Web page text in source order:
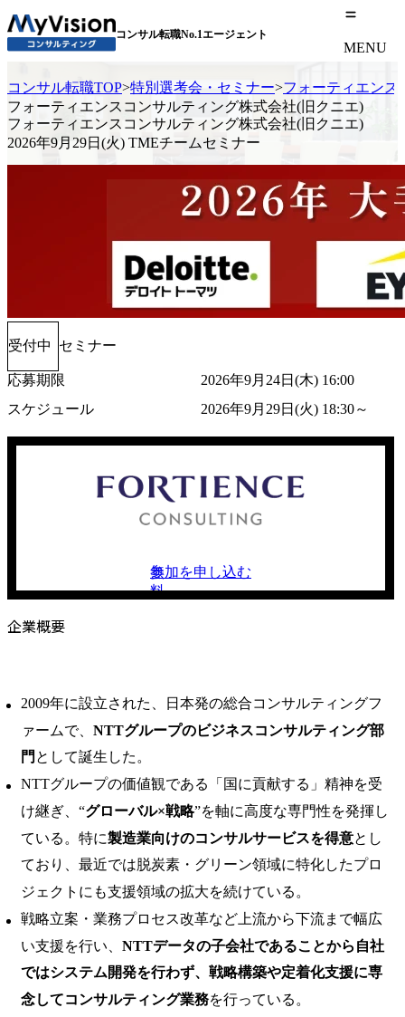
コンサル転職No.1エージェント
MENU
コンサル転職TOP>特別選考会・セミナー>フォーティエンス
フォーティエンスコンサルティング株式会社(旧クニエ)
フォーティエンスコンサルティング株式会社(旧クニエ)
2026年9月29日(火) TMEチームセミナー
受付中 セミナー
応募期限
2026年9月24日(木) 16:00
スケジュール
2026年9月29日(火) 18:30～
無
料
参加を申し込む
企業概要
2009年に設立された、日本発の総合コンサルティングフ
ァームで、 NTTグループのビジネスコンサルティング部
門 として誕生した。
NTTグループの価値観である「国に貢献する」精神を受
け継ぎ、“グローバル×戦略”を軸に高度な専門性を発揮し
ている。特に製造業向けのコンサルサービスを得意とし
ており、最近では脱炭素・グリーン領域に特化したプロ
ジェクトにも支援領域の拡大を続けている。
戦略立案・業務プロセス改革など上流から下流まで幅広
い支援を行い、 NTTデータの子会社であることから自社
ではシステム開発を行わず、戦略構築や定着化支援に専
念してコンサルティング業務を行っている。